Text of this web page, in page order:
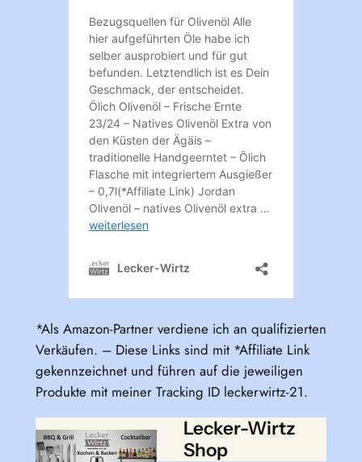
*Als Amazon-Partner verdiene ich an qualifizierten
Verkäufen. – Diese Links sind mit *Affiliate Link
gekennzeichnet und führen auf die jeweiligen
Produkte mit meiner Tracking ID leckerwirtz-21.
Lecker-Wirtz
Shop